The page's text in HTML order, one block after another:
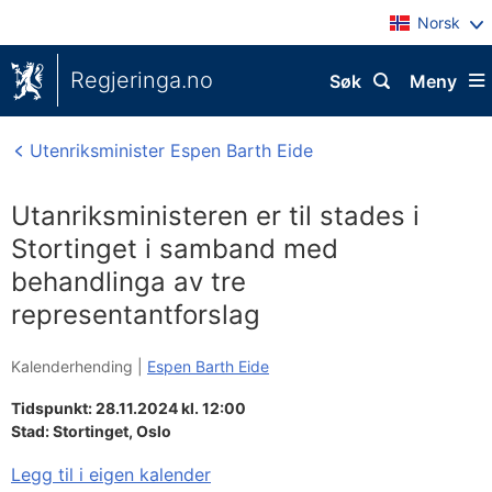
Norsk
Regjeringa.no Meny
Søk
Utenriksminister Espen Barth Eide
Utanriksministeren er til stades i
Stortinget i samband med
behandlinga av tre
representantforslag
Kalenderhending | Espen Barth Eide
Tidspunkt: 28.11.2024 kl. 12:00
Stad:Stortinget, Oslo
Legg til i eigen kalender